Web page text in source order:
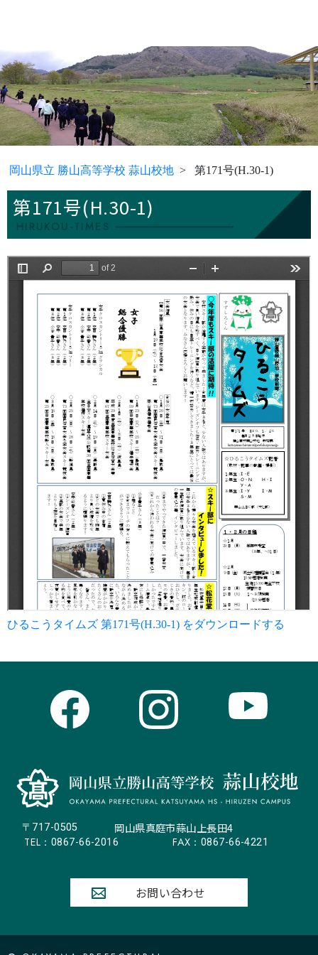
岡山県立 勝山高等学校 蒜山校地 第171号(H.30-1)
第171号(H.30-1)
HIRUKOU-TIMES
ひるこうタイムズ 第171号(H.30-1) をダウンロードする
〒717-0505 岡山県真庭市蒜山上長田4
TEL： 0867-66-2016 FAX： 0867-66-4221
お問い合わせ